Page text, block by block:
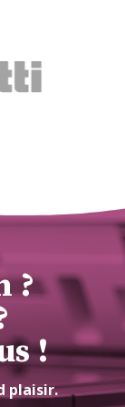
?
!
plaisir.